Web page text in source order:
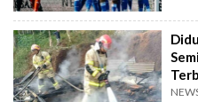
Juta